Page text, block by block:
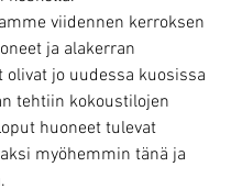
viidennen kerroksen
ja alakerran
olivat jo uudessa kuosissa
tehtiin kokoustilojen
huoneet tulevat
myöhemmin tänä ja